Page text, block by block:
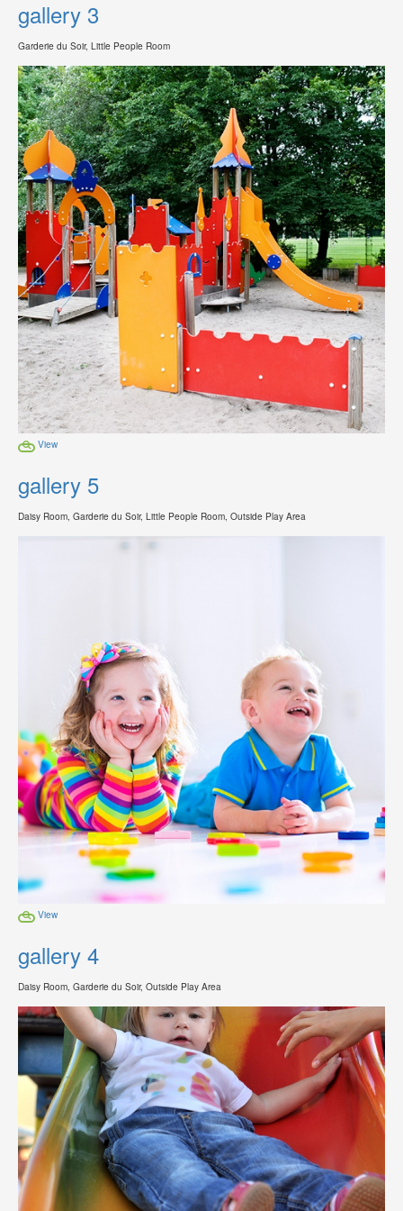
gallery 3
Garderie du Soir, Little People Room
View
gallery 5
Daisy Room, Garderie du Soir, Little People Room, Outside Play Area
View
gallery 4
Daisy Room, Garderie du Soir, Outside Play Area